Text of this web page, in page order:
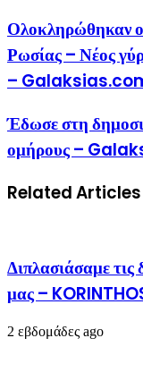
Ολοκληρώθηκαν
Ρωσίας – Νέος
–
Έδωσε στη
ομήρους –
Related Articles
Διπλασιάσαμε
μας –
2 εβδομάδες ago